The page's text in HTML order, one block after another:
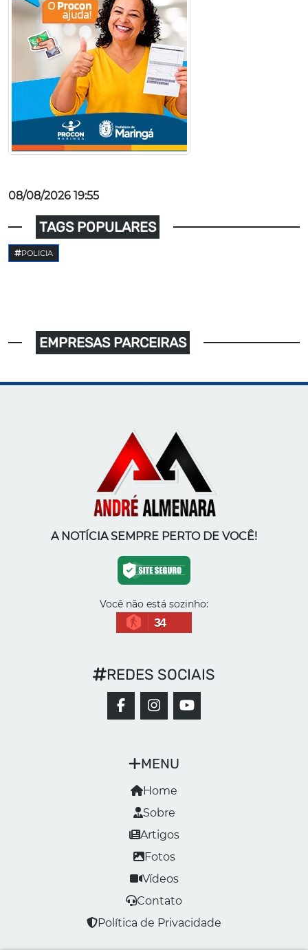
08/08/2026 19:55
TAGS POPULARES
POLICIA
EMPRESAS PARCEIRAS
A NOTÍCIA SEMPRE PERTO DE VOCÊ!
Você não está sozinho:
34
MENU
Home
Sobre
Artigos
Fotos
Vídeos
Contato
Política de Privacidade
REDES SOCIAIS